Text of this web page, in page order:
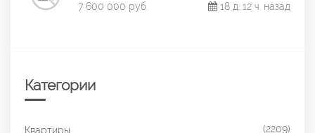
7 600 000 руб.
18 д. 12 ч. назад
Категории
Квартиры (2209)